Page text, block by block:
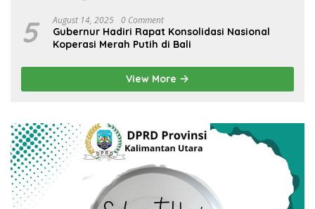
5 August 14, 2025 0 Comment
Gubernur Hadiri Rapat Konsolidasi Nasional
Koperasi Merah Putih di Bali
View More